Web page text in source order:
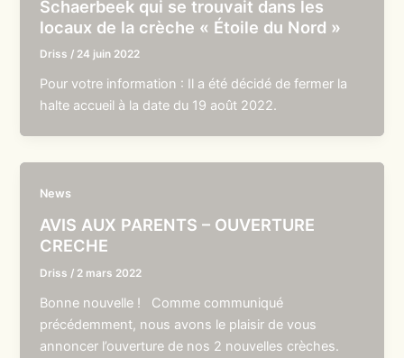
Schaerbeek qui se trouvait dans les
locaux de la crèche « Étoile du Nord »
Driss / 24 juin 2022
Pour votre information : Il a été décidé de fermer la
halte accueil à la date du 19 août 2022.
News
AVIS AUX PARENTS – OUVERTURE
CRECHE
Driss / 2 mars 2022
Bonne nouvelle ! Comme communiqué
précédemment, nous avons le plaisir de vous
annoncer l’ouverture de nos 2 nouvelles crèches.